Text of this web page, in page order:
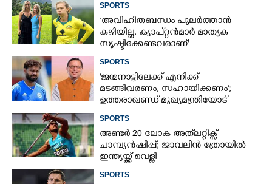
ഒരേയൊരു താരം
SPORTS
‘അവിഹിതബന്ധം പുലർത്താൻ
കഴിയില്ല,​ ക്യാപ്റ്റൻമാർ മാതൃക
സൃഷ്ടിക്കേണ്ടവരാണ്'
താരത്തിന്റെ ഭാര്യ
SPORTS
'ജന്മനാട്ടിലേക്ക് എനിക്ക്
മടങ്ങിവരണം, സഹായിക്കണം';
ഉത്തരാഖണ്ഡ് മുഖ്യമന്ത്രിയോട്
SPORTS
അണ്ടർ 20 ലോക അത്‌ലറ്റിക്സ്
ചാമ്പ്യൻഷിപ്പ്; ജാവലിൻ ത്രോയിൽ
ഇന്ത്യയ്ക്ക് വെള്ളി
SPORTS